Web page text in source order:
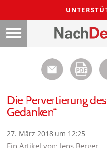
Die Pervertierung
Gedanken“
27. März 2018 um 12:25
Ein Artikel von: Jens Berger